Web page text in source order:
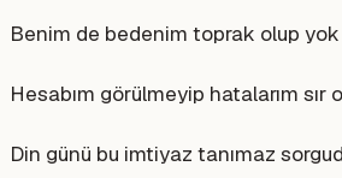
Benim de bedenim toprak olup
Hesabım görülmeyip hatalarım sır
Din günü bu imtiyaz tanımaz